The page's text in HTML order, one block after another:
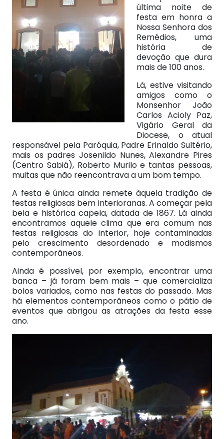
última noite de
festa em honra a
Nossa Senhora dos
Remédios, uma
história de
devoção que dura
mais de 100 anos.
Lá, estive visitando
amigos como o
Monsenhor João
Carlos Acioly Paz,
Vigário Geral da
Diocese, o atual
responsável pela Paróquia, Padre Erinaldo Sultério,
mais os padres Josenildo Nunes, Alexandre Pires
(Centro Sabiá), Roberto Murilo e tantas pessoas,
muitas que não reencontrava a um bom tempo.
A festa é única ainda remete àquela tradição de
festas religiosas bem interioranas. A começar pela
bela e histórica capela, datada de 1867. Lá ainda
encontramos aquele clima que era comum nas
festas religiosas do interior, hoje contaminadas
pelo crescimento desordenado e modismos
contemporâneos.
Ainda é possível, por exemplo, encontrar uma
banca – já foram bem mais – que comercializa
bolos variados, como nas festas do passado. Mas
há elementos contemporâneos como o pátio de
eventos que abrigou as atrações da festa esse
ano.